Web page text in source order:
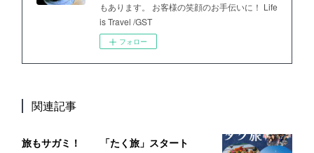
もあります。 お客様の笑顔のお手伝いに！ Life
is Travel /GST
フォロー
関連記事
旅もサガミ！ 「たく旅」スタート